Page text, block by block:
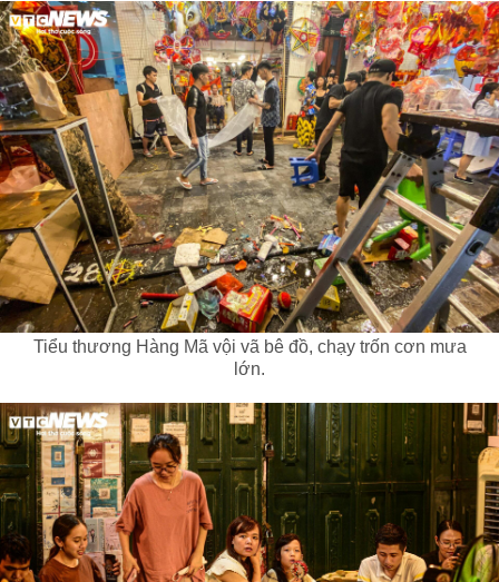
Tiểu thương Hàng Mã vội vã bê đồ, chạy trốn cơn mưa
lớn.